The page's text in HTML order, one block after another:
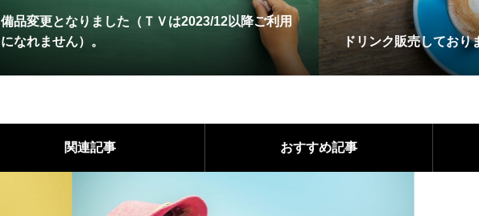
備品変更となりました（ＴＶは2023/12以降ご利用
になれません）。
ドリンク販売してお
関連記事 おすすめ記事